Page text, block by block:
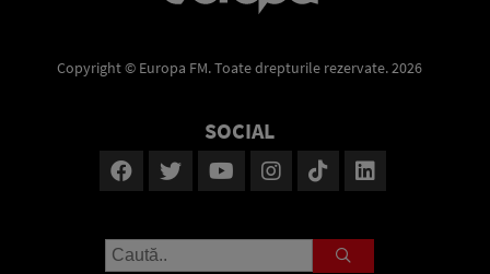
Copyright © Europa FM. Toate drepturile rezervate. 2026
SOCIAL